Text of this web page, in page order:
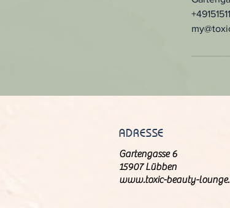
ADRESSE
Gartengasse 6
15907 Lübben
www.toxic-beauty-